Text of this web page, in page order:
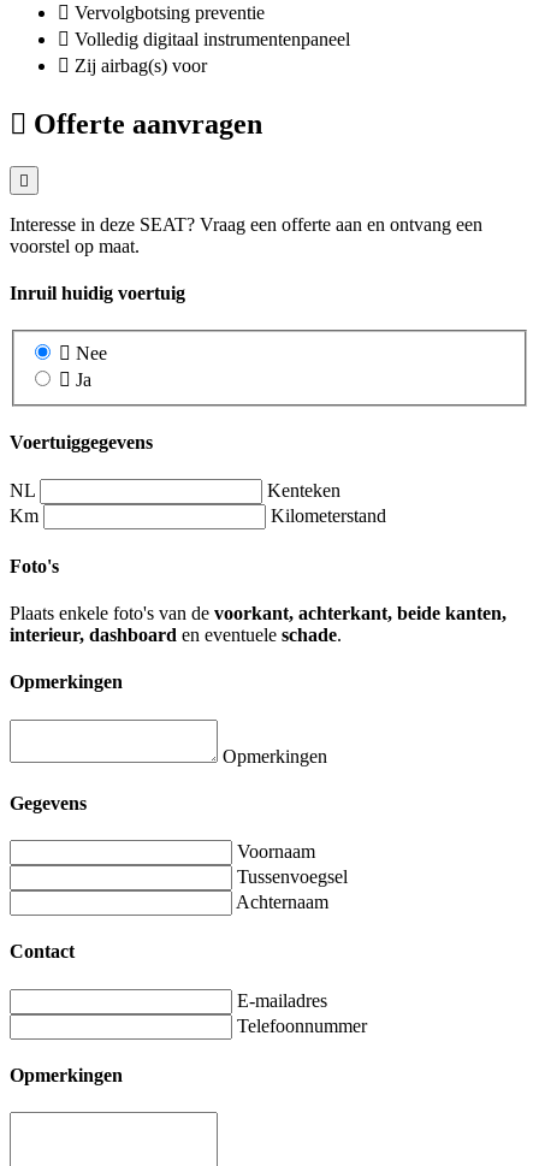
Vervolgbotsing preventie
Volledig digitaal instrumentenpaneel
Zij airbag(s) voor
Offerte aanvragen
Interesse in deze SEAT? Vraag een offerte aan en ontvang een
voorstel op maat.
Inruil huidig voertuig
Nee
Ja
Voertuiggegevens
NL
Kenteken
Km
Kilometerstand
Foto's
Plaats enkele foto's van de voorkant, achterkant, beide kanten,
interieur, dashboard en eventuele schade.
Opmerkingen
Opmerkingen
Gegevens
Voornaam
Tussenvoegsel
Achternaam
Contact
E-mailadres
Telefoonnummer
Opmerkingen